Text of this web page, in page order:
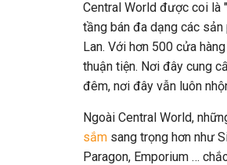
Central World được coi là
tầng bán đa dạng các
Lan. Với hơn 500 cửa
thuận tiện. Nơi đây cung
đêm, nơi đây vẫn luôn
Ngoài Central World,
sắm sang trọng hơn như
Paragon, Emporium …